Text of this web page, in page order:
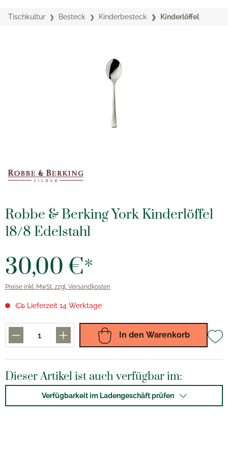
Tischkultur Besteck Kinderbesteck Kinderlöffel
Robbe & Berking York Kinderlöffel
18/8 Edelstahl
30,00 €*
Preise inkl. MwSt. zzgl. Versandkosten
Lieferzeit 14 Werktage
In den Warenkorb
Dieser Artikel ist auch verfügbar im:
Verfügbarkeit im Ladengeschäft prüfen